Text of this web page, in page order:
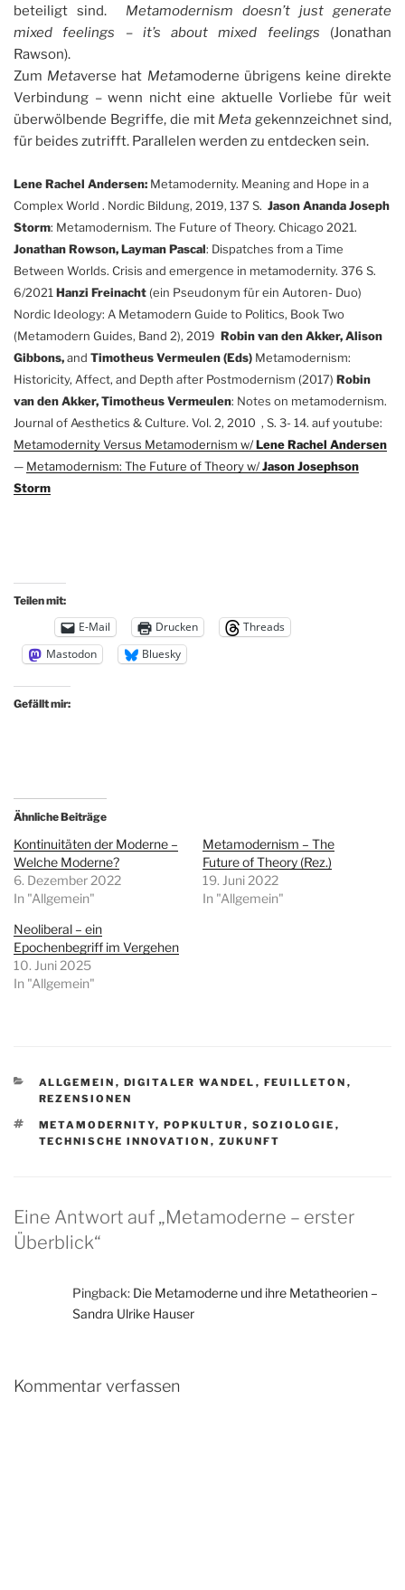
beteiligt sind. Metamodernism doesn’t just generate
mixed feelings – it’s about mixed feelings (Jonathan
Rawson).
Zum Metaverse hat Metamoderne übrigens keine direkte
Verbindung – wenn nicht eine aktuelle Vorliebe für weit
überwölbende Begriffe, die mit Metagekennzeichnet sind,
für beides zutrifft. Parallelen werden zu entdecken sein.
Lene Rachel Andersen: Metamodernity. Meaning and Hope in a
Complex World . Nordic Bildung, 2019, 137 S. Jason Ananda Joseph
Storm: Metamodernism. The Future of Theory. Chicago 2021.
Jonathan Rowson, Layman Pascal: Dispatches from a Time
Between Worlds. Crisis and emergence in metamodernity. 376 S.
6/2021 Hanzi Freinacht (ein Pseudonym für ein Autoren- Duo)
Nordic Ideology: A Metamodern Guide to Politics, Book Two
(Metamodern Guides, Band 2), 2019 Robin van den Akker, Alison
Gibbons,and Timotheus Vermeulen (Eds) Metamodernism:
Historicity, Affect, and Depth after Postmodernism (2017) Robin
van den Akker, Timotheus Vermeulen: Notes on metamodernism.
Journal of Aesthetics & Culture. Vol. 2, 2010 , S. 3- 14. auf youtube:
Metamodernity Versus Metamodernism w/Lene Rachel Andersen
— Metamodernism: The Future of Theory w/Jason Josephson
Storm
Teilen mit:
E-Mail Drucken
Threads
Mastodon
Bluesky
Gefällt mir:
Ähnliche Beiträge
Kontinuitäten der Moderne –
Welche Moderne?
6. Dezember 2022
In "Allgemein"
Metamodernism – The
Future of Theory (Rez.)
19. Juni 2022
In "Allgemein"
Neoliberal – ein
Epochenbegriff im Vergehen
10. Juni 2025
In "Allgemein"
KATEGORIEN
ALLGEMEIN , DIGITALER WANDEL , FEUILLETON ,
REZENSIONEN
SCHLAGWÖRTER
METAMODERNITY, POPKULTUR , SOZIOLOGIE ,
TECHNISCHE INNOVATION , ZUKUNFT
Eine Antwort auf „Metamoderne – erster
Überblick“
Pingback: Die Metamoderne und ihre Metatheorien –
Sandra Ulrike Hauser
Kommentar verfassen